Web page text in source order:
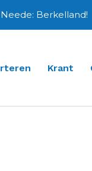
Berkelland!
Krant